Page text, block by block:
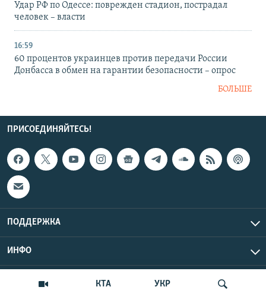
КТА УКР
Удар РФ по Одессе: поврежден стадион, пострадал
человек – власти
16:59
60 процентов украинцев против передачи России
Донбасса в обмен на гарантии безопасности – опрос
БОЛЬШЕ
ПРИСОЕДИНЯЙТЕСЬ!
ПОДДЕРЖКА
ИНФО
Copyright Крым.Реалии, 2026 | Все права защищены.
UTC+3